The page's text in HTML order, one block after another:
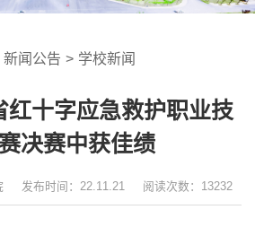
新闻公告 > 学校新闻
红十字应急救护职业技
决赛中获佳绩
发布时间：22.11.21 阅读次数：13232